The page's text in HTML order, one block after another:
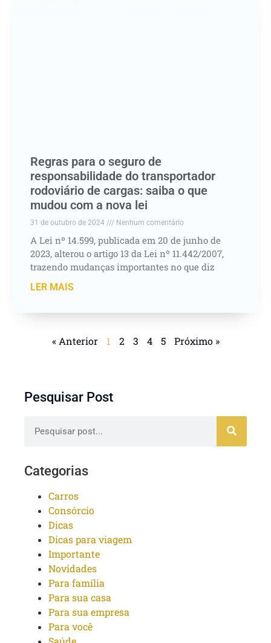
Regras para o seguro de
responsabilidade do transportador
rodoviário de cargas: saiba o que
mudou com a nova lei
31 de outubro de 2024 Nenhum comentário
A Lei nº 14.599, publicada em 20 de junho de
2023, alterou o artigo 13 da Lei nº 11.442/2007,
trazendo mudanças importantes no que diz
LER MAIS
« Anterior 1 2 3 4 5 Próximo »
Pesquisar Post
Categorias
Carros
Consórcio
Dicas
Dicas para viagem
Importante
Novidades
Para família
Para sua casa
Para sua empresa
Para você